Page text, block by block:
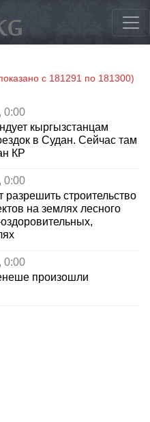
с 181291 по 181300)
0:00
кыргызстанцам
в Судан. Сейчас там
КР
0:00
разрешить строительство
на землях лесного
0:00
произошли